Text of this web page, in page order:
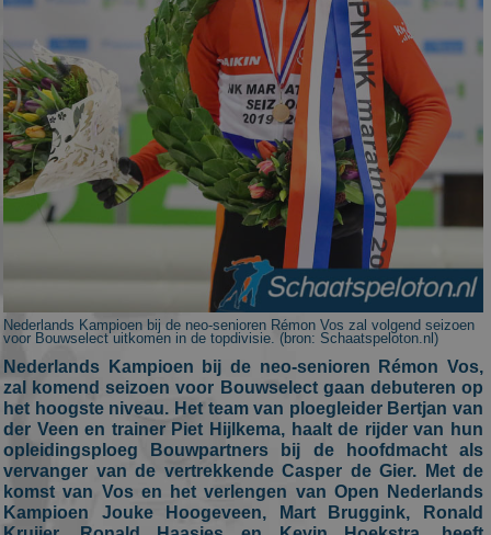
Nederlands Kampioen bij de neo-senioren Rémon Vos zal volgend seizoen
voor Bouwselect uitkomen in de topdivisie. (bron: Schaatspeloton.nl)
Nederlands Kampioen bij de neo-senioren Rémon Vos,
zal komend seizoen voor Bouwselect gaan debuteren op
het hoogste niveau. Het team van ploegleider Bertjan van
der Veen en trainer Piet Hijlkema, haalt de rijder van hun
opleidingsploeg Bouwpartners bij de hoofdmacht als
vervanger van de vertrekkende Casper de Gier. Met de
komst van Vos en het verlengen van Open Nederlands
Kampioen Jouke Hoogeveen, Mart Bruggink, Ronald